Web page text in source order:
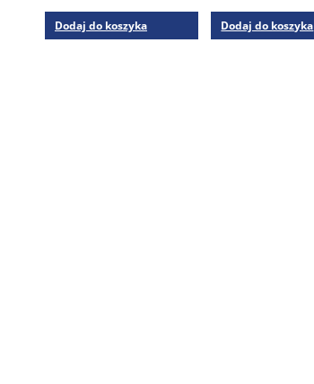
Dodaj do koszyka Dodaj do koszyka